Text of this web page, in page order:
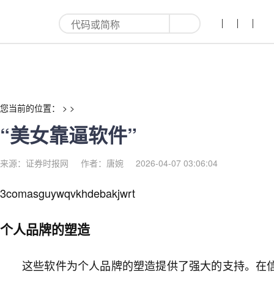
“美女靠逼软件”-红利来
您当前的位置： > >
“美女靠逼软件”
来源：证券时报网 作者：唐婉 2026-04-07 03:06:04
3comasguywqvkhdebakjwrt
个人品牌的塑造
这些软件为个人品牌的塑造提供了强大的支持。在